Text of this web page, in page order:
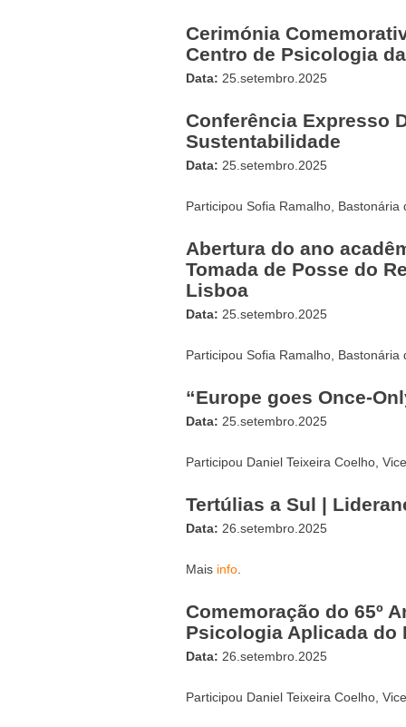
Cerimónia
Centro de Psicologia
Data: 25.setembro.2025
Conferência Expresso
Sustentabilidade
Data: 25.setembro.2025
Participou Sofia Ramalho, Bastonária
Abertura do ano
Tomada de Posse do
Lisboa
Data: 25.setembro.2025
Participou Sofia Ramalho, Bastonária
“Europe goes Once-
Data: 25.setembro.2025
Participou Daniel Teixeira Coelho,
Tertúlias a Sul |
Data: 26.setembro.2025
Mais info
Comemoração do 65º
Psicologia Aplicada do
Data: 26.setembro.2025
Participou Daniel Teixeira Coelho,